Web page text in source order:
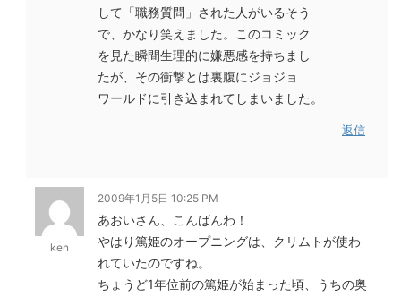
して「職務質問」された人がいるそう
で、かなり笑えました。このコミック
を見た瞬間生理的に嫌悪感を持ちまし
たが、その衝撃とは裏腹にジョジョ
ワールドに引き込まれてしまいました。
返信
ken
2009年1月5日 10:25 PM
あおいさん、こんばんわ！
やはり篤姫のオープニングは、クリムトが使わ
れていたのですね。
ちょうど1年位前の篤姫が始まった頃、うちの奥